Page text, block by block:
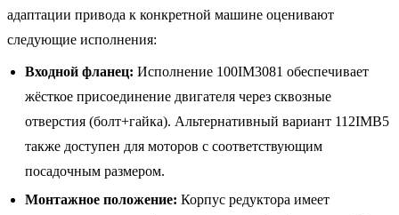
адаптации привода к конкретной машине оценивают
следующие исполнения:
Входной фланец: Исполнение 100IM3081 обеспечивает
жёсткое присоединение двигателя через сквозные
отверстия (болт+гайка). Альтернативный вариант 112IMB5
также доступен для моторов с соответствующим
посадочным размером.
Монтажное положение: Корпус редуктора имеет